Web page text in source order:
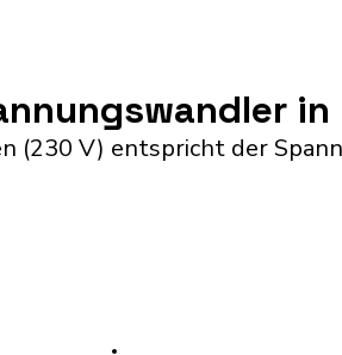
(230 V) entspricht der